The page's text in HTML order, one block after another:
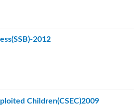
2012
Children(CSEC)2009